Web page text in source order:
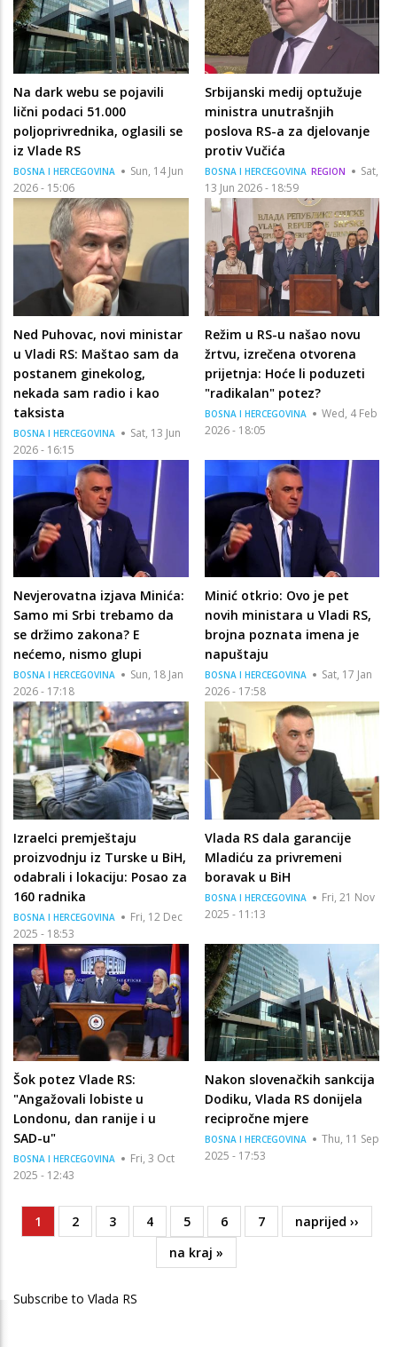
Na dark webu se pojavili
lični podaci 51.000
poljoprivrednika, oglasili se
iz Vlade RS
BOSNA I HERCEGOVINA
Sun, 14 Jun
2026 - 15:06
Srbijanski medij optužuje
ministra unutrašnjih
poslova RS-a za djelovanje
protiv Vučića
BOSNA I HERCEGOVINA REGION
Sat,
13 Jun 2026 - 18:59
Ned Puhovac, novi ministar
u Vladi RS: Maštao sam da
postanem ginekolog,
nekada sam radio i kao
taksista
BOSNA I HERCEGOVINA
Sat, 13 Jun
2026 - 16:15
Režim u RS-u našao novu
žrtvu, izrečena otvorena
prijetnja: Hoće li poduzeti
"radikalan" potez?
BOSNA I HERCEGOVINA
Wed, 4 Feb
2026 - 18:05
Nevjerovatna izjava Minića:
Samo mi Srbi trebamo da
se držimo zakona? E
nećemo, nismo glupi
BOSNA I HERCEGOVINA
Sun, 18 Jan
2026 - 17:18
Minić otkrio: Ovo je pet
novih ministara u Vladi RS,
brojna poznata imena je
napuštaju
BOSNA I HERCEGOVINA
Sat, 17 Jan
2026 - 17:58
Izraelci premještaju
proizvodnju iz Turske u BiH,
odabrali i lokaciju: Posao za
160 radnika
BOSNA I HERCEGOVINA
Fri, 12 Dec
2025 - 18:53
Vlada RS dala garancije
Mladiću za privremeni
boravak u BiH
BOSNA I HERCEGOVINA
Fri, 21 Nov
2025 - 11:13
Šok potez Vlade RS:
"Angažovali lobiste u
Londonu, dan ranije i u
SAD-u"
BOSNA I HERCEGOVINA
Fri, 3 Oct
2025 - 12:43
Nakon slovenačkih sankcija
Dodiku, Vlada RS donijela
recipročne mjere
BOSNA I HERCEGOVINA
Thu, 11 Sep
2025 - 17:53
Pagination
Current
page
1 Page
2 Page
3 Page
4 Page
5 Page
6 Page
7
Next
page
naprijed ››
Last
page
na kraj »
Subscribe to Vlada RS